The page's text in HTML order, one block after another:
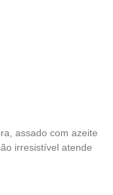
assado com azeite
irresistível atende